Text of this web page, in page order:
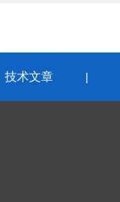
技术文章 |